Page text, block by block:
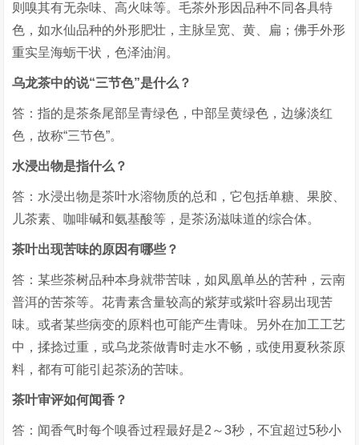
则嗅其有无杂味、高火味等。毛茶外形因品种不同各具特
色，如水仙品种的外形肥壮，主脉呈宽、黄、扁；佛手外形
重实呈海蛎干状，色泽油润。
乌龙茶中的说“三节色”是什么？
答：指的是茶条尾部呈青绿色，中部呈黄绿色，边缘淡红
色，故称“三节色”。
水浸出物是指什么？
答：水浸出物是茶叶水溶物质的总和，它包括单糖、果胶、
儿茶素、咖啡碱和氨基酸等，是茶汤滋味道的综合体。
茶叶出现苦味的原因有哪些？
答：某些茶树品种本身就带苦味，如凤凰单丛的苦种，云南
普洱的苦茶等。花青素含量较高的紫芽或紫叶容易出现苦
味。或者某些病变的原料也可能产生青味。另外在加工工艺
中，揉捻过重，或乌龙茶做青时走水不畅，或使用夏秋茶原
料，都有可能引起茶汤的苦味。
茶叶审评如何闻香？
答：闻香气时每个嗅香过程最好是2～3秒，不宜超过5秒小